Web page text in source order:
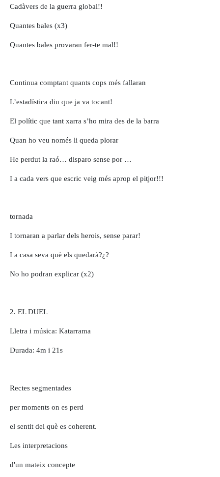
Cadàvers de la guerra global!!
Quantes bales (x3)
Quantes bales provaran fer-te mal!!
Continua comptant quants cops més fallaran
L’estadística diu que ja va tocant!
El polític que tant xarra s’ho mira des de la barra
Quan ho veu només li queda plorar
He perdut la raó… disparo sense por …
I a cada vers que escric veig més aprop el pitjor!!!
tornada
I tornaran a parlar dels herois, sense parar!
I a casa seva què els quedarà?¿?
No ho podran explicar (x2)
2. EL DUEL
Lletra i música: Katarrama
Durada: 4m i 21s
Rectes segmentades
per moments on es perd
el sentit del què es coherent.
Les interpretacions
d'un mateix concepte